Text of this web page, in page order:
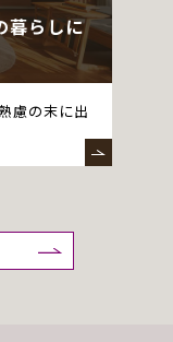
暮らしに
慮の末に出